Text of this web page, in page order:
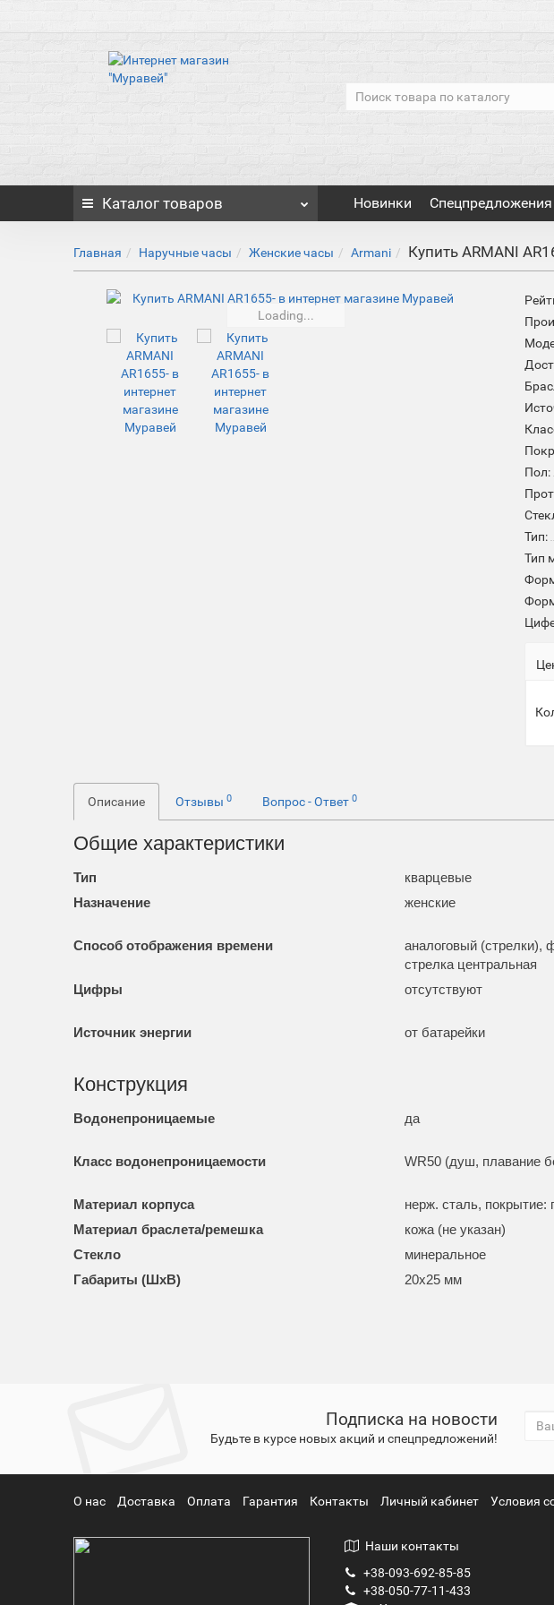
Каталог товаров Новинки Спецпредложения
Главная Наручные часы Женские часы Armani Купить ARMANI
Loading...
Пол:
Тип:
Тип
Описание Отзывы0 Вопрос - Ответ0
Общие характеристики
Тип
кварцевые
Назначение
женские
Способ отображения времени
аналоговый (стрелки),
стрелка центральная
Цифры
отсутствуют
Источник энергии от батарейки
Конструкция
Водонепроницаемые да
Класс водонепроницаемости WR50 (душ, плавание
Материал корпуса
нерж. сталь, покрытие:
Материал браслета/ремешка
кожа (не указан)
Стекло
минеральное
Габариты (ШхВ)
20x25 мм
Подписка на новости
Будьте в курсе новых акций и спецпредложений!
О нас Доставка Оплата Гарантия Контакты Личный кабинет Условия
Наши контакты
+38-093-692-85-85
+38-050-77-11-433